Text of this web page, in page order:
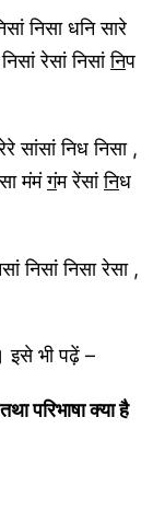
निसा धनि सारे
रेसां निसांनिप
सांसां निध निसा ,
मंमंगंम रेंसांनिध
निसां निसा रेसा ,
इसे भी पढ़ें –
परिभाषा क्या है